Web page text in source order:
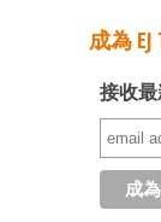
成為 EJ
接收